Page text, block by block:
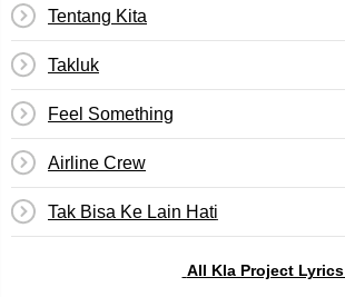
Tentang Kita
Takluk
Feel Something
Airline Crew
Tak Bisa Ke Lain Hati
All Kla Project